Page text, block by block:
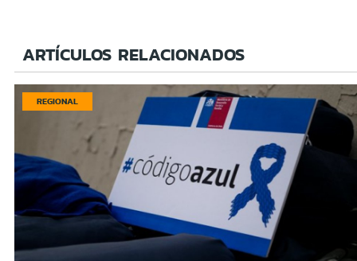
ARTÍCULOS RELACIONADOS
REGIONAL